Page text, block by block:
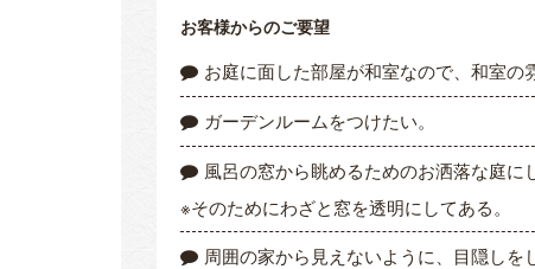
お客様からのご要望
お庭に面した部屋が和室なので、和室の
ガーデンルームをつけたい。
風呂の窓から眺めるためのお洒落な庭に
※そのためにわざと窓を透明にしてある。
周囲の家から見えないように、目隠しを